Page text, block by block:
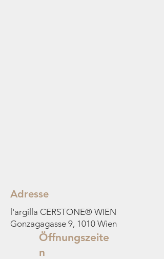
Adresse
l'argilla CERSTONE® WIEN
Gonzagagasse 9, 1010 Wien
Öffnungszeite
n